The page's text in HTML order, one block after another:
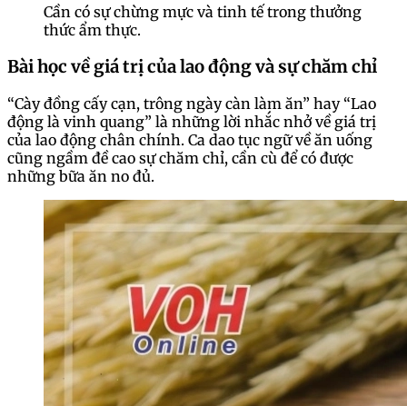
Cần có sự chừng mực và tinh tế trong thưởng
thức ẩm thực.
Bài học về giá trị của lao động và sự chăm chỉ
“Cày đồng cấy cạn, trông ngày càn làm ăn” hay “Lao
động là vinh quang” là những lời nhắc nhở về giá trị
của lao động chân chính. Ca dao tục ngữ về ăn uống
cũng ngầm đề cao sự chăm chỉ, cần cù để có được
những bữa ăn no đủ.